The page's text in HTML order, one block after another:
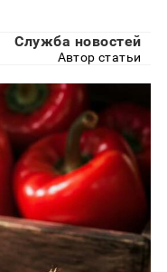
Служба новостей
Автор статьи